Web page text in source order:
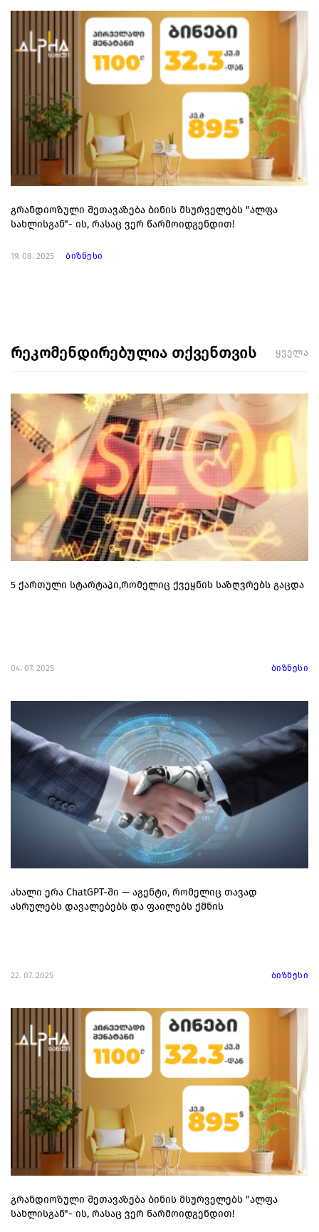
გრანდიოზული შეთავაზება ბინის მსურველებს "ალფა
სახლისგან"- ის, რასაც ვერ წარმოიდგენდით!
19. 08. 2025 ბიზნესი
რეკომენდირებულია თქვენთვის ყველა
5 ქართული სტარტაპი,რომელიც ქვეყნის საზღვრებს გაცდა
04. 07. 2025 ბიზნესი
ახალი ერა ChatGPT-ში — აგენტი, რომელიც თავად
ასრულებს დავალებებს და ფაილებს ქმნის
22. 07. 2025 ბიზნესი
გრანდიოზული შეთავაზება ბინის მსურველებს "ალფა
სახლისგან"- ის, რასაც ვერ წარმოიდგენდით!